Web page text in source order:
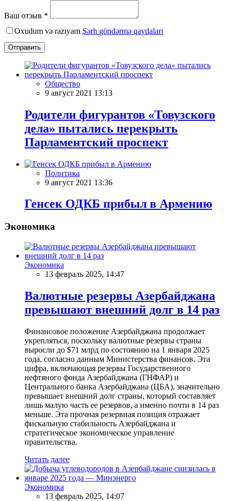
Ваш отзыв *
Oxudum və razıyam Şərh göndərmə qaydaları
Отправить
Общество
9 август 2021 13:13
Родители фигурантов «Товузского
дела» пытались перекрыть
Парламентский проспект
Политика
9 август 2021 13:36
Генсек ОДКБ прибыл в Армению
Экономика
Экономика
13 февраль 2025, 14:47
Валютные резервы Азербайджана
превышают внешний долг в 14 раз
Финансовое положение Азербайджана продолжает
укрепляться, поскольку валютные резервы страны
выросли до $71 млрд по состоянию на 1 января 2025
года, согласно данным Министерства финансов. Эта
цифра, включающая резервы Государственного
нефтяного фонда Азербайджана (ГНФАР) и
Центрального банка Азербайджана (ЦБА), значительно
превышает внешний долг страны, который составляет
лишь малую часть ее резервов, а именно почти в 14 раз
меньше. Эта прочная резервная позиция отражает
фискальную стабильность Азербайджана и
стратегическое экономическое управление
правительства.
Читать далее
Экономика
13 февраль 2025, 14:07